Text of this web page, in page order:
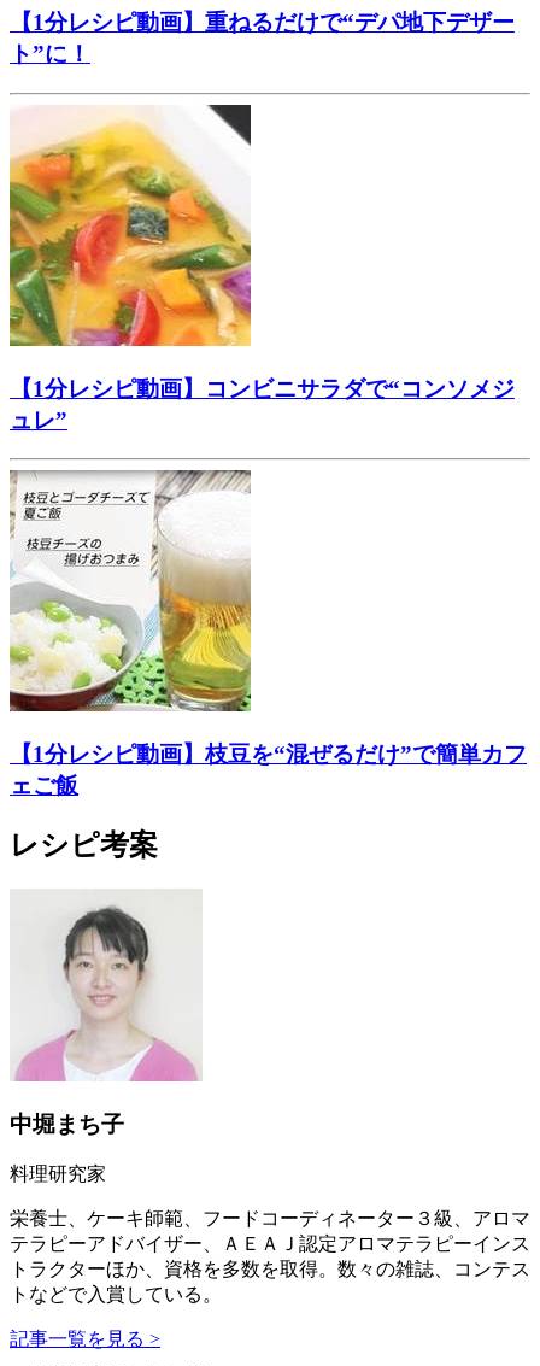
【1分レシピ動画】重ねるだけで“デパ地下デザー
ト”に！
【1分レシピ動画】コンビニサラダで“コンソメジ
ュレ”
【1分レシピ動画】枝豆を“混ぜるだけ”で簡単カフ
ェご飯
レシピ考案
中堀まち子
料理研究家
栄養士、ケーキ師範、フードコーディネーター３級、アロマ
テラピーアドバイザー、ＡＥＡＪ認定アロマテラピーインス
トラクターほか、資格を多数を取得。数々の雑誌、コンテス
トなどで入賞している。
記事一覧を見る >